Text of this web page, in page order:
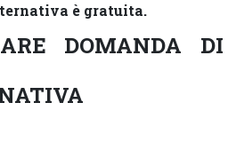
è gratuita.
DOMANDA DI